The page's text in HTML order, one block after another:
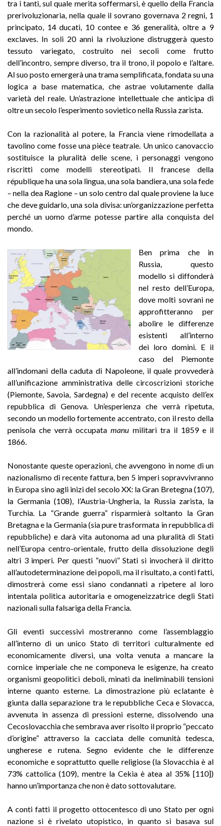
tra i tanti, sul quale merita soffermarsi, è quello della Francia
prerivoluzionaria, nella quale il sovrano governava 2 regni, 1
principato, 14 ducati, 10 contee e 36 generalità, oltre a 9
exclaves. In soli 20 anni la rivoluzione distruggerà questo
tessuto variegato, costruito nei secoli come frutto
dell’incontro, sempre diverso, tra il trono, il popolo e l’altare.
Al suo posto emergerà una trama semplificata, fondata su una
logica a base matematica, che astrae volutamente dalla
varietà del reale. Un’astrazione intellettuale che anticipa di
oltre un secolo l’esperimento sovietico nella Russia zarista.
Con la razionalità al potere, la Francia viene rimodellata a
tavolino come fosse una pièce teatrale. Un unico canovaccio
sostituisce la pluralità delle scene, i personaggi vengono
riscritti come modelli stereotipati. Il francese della
république ha una sola lingua, una sola bandiera, una sola fede
– nella dea Ragione – un solo centro dal quale proviene la luce
che deve guidarlo, una sola divisa: un’organizzazione perfetta
perché un uomo d’arme potesse partire alla conquista del
mondo.
Ben prima che in
Russia, questo
modello si diffonderà
nel resto dell’Europa,
dove molti sovrani ne
approfitteranno per
abolire le differenze
esistenti all’interno
dei loro domini. E il
caso del Piemonte
all’indomani della caduta di Napoleone, il quale provvederà
all’unificazione amministrativa delle circo­scrizioni storiche
(Piemonte, Savoia, Sardegna) e del recente acquisto dell’ex
repubblica di Genova. Un’esperienza che verrà ripetuta,
secondo un modello fortemente accentrato, con il resto della
penisola che verrà occupatamanu militari tra il 1859 e il
1866.
Nonostante queste operazioni, che avvengono in nome di un
nazionalismo di recente fattura, ben 5 imperi sopravvivranno
in Europa sino agli inizi del secolo XX: la Gran Bretegna (107),
la Germania (108), l’Austria-Ungheria, la Russia zarista, la
Turchia. La “Grande guerra” risparmierà soltanto la Gran
Bretagna e la Germania (sia pure trasformata in repubblica di
repubbliche) e darà vita autonoma ad una pluralità di Stati
nell’Europa centro-orientale, frutto della dissoluzione degli
altri 3 imperi. Per questi “nuovi” Stati si invocherà il diritto
all’autodeterminazione dei popoli, ma il risultato, a conti fatti,
dimostrerà come essi siano condannati a ripetere al loro
intentala politica autoritaria e omogeneizzatrice degli Stati
nazionali sulla falsariga della Francia.
Gli eventi successivi mostreranno come l’assemblaggio
all’interno di un unico Stato di territori culturalmente ed
economicamente diversi, una volta venuta a mancare la
cornice imperiale che ne componeva le esigenze, ha creato
organismi geopolitici deboli, minati da ineliminabili tensioni
interne quanto esterne. La dimostrazione più eclatante è
giunta dalla separazione tra le repubbliche Ceca e Slovacca,
avvenuta in assenza di pressioni esterne, dissolvendo una
Cecoslovacchia che sembrava aver risolto il proprio “peccato
d’origine” attraverso la cacciata delle comunità tedesca,
ungherese e rutena. Segno evidente che le differenze
economiche e soprattutto quelle religiose (la Slovacchia è al
73% cattolica (109), mentre la Cekia è atea al 35% [110])
hanno un’importanza che non è dato sottovalutare.
A conti fatti il progetto ottocentesco di uno Stato per ogni
nazione si è rivelato utopistico, in quanto si basava sul